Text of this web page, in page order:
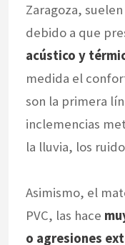
Zaragoza,
debido a que
acústico y
medida el
son la primera
inclemencias
la lluvia, los
Asimismo, el
PVC, las hace
o agresiones